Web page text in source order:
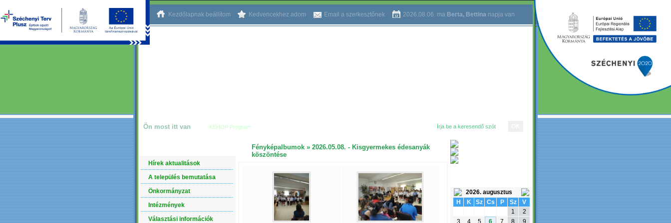
Kezdőlapnak beállítom Kedvencekhez adom Email a szerkesztőnek 2026.08.06. ma Berta, Bettinanapja van
Ön most itt van KEHOP Program
Hírek aktualitások
A település bemutatása
Önkormányzat
Intézmények
Választási információk
Fényképalbumok » 2026.05.08. - Kisgyermekes édesanyák
köszöntése
2026. augusztus
H
K Sz Cs P Sz
V
1
2
3
4 5 6 7 8 9